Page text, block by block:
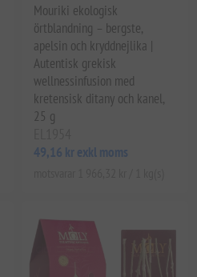
Mouriki ekologisk
örtblandning – bergste,
apelsin och kryddnejlika |
Autentisk grekisk
wellnessinfusion med
kretensisk ditany och kanel,
25 g
49,16 kr exkl moms